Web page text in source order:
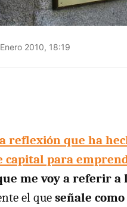
2010, 18:19
reflexión que ha
capital para
me voy a referir a
el que señale